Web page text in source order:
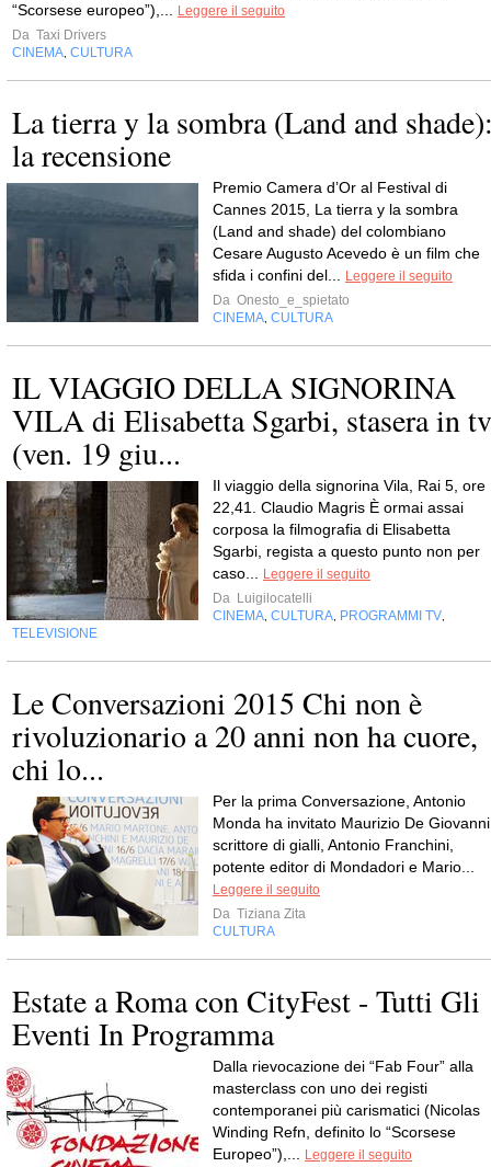
“Scorsese europeo”),...
Leggere il seguito
Da Taxi Drivers
CINEMA CULTURA
La tierra y la sombra (Land and
la recensione
Premio Camera d’Or al Festival di
Cannes 2015, La tierra y la sombra
(Land and shade) del colombiano
Cesare Augusto Acevedo è un film che
sfida i confini del...
Leggere il seguito
Da Onesto_e_spietato
CINEMA CULTURA
IL VIAGGIO DELLA SIGNORINA
VILA di Elisabetta Sgarbi, stasera in tv
(ven. 19 giu...
Il viaggio della signorina Vila, Rai 5, ore
22,41. Claudio Magris È ormai assai
corposa la filmografia di Elisabetta
Sgarbi, regista a questo punto non per
caso...
Leggere il seguito
Da Luigilocatelli
CINEMA CULTURA PROGRAMMI TV
TELEVISIONE
Le Conversazioni 2015 Chi non è
rivoluzionario a 20 anni non ha cuore,
chi lo...
Per la prima Conversazione, Antonio
Monda ha invitato Maurizio De
scrittore di gialli, Antonio Franchini,
potente editor di Mondadori e Mario...
Leggere il seguito
Da Tiziana Zita
CULTURA
Estate a Roma con CityFest - Tutti Gli
Eventi In Programma
Dalla rievocazione dei “Fab Four” alla
masterclass con uno dei registi
contemporanei più carismatici (Nicolas
Winding Refn, definito lo “Scorsese
Europeo”),...
Leggere il seguito